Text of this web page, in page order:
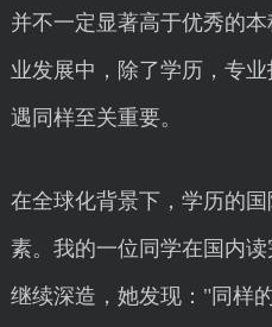
并不一定显著高于优秀的
业发展中，除了学历，专
遇同样至关重要。
在全球化背景下，学历的
素。我的一位同学在国内
继续深造，她发现："同样